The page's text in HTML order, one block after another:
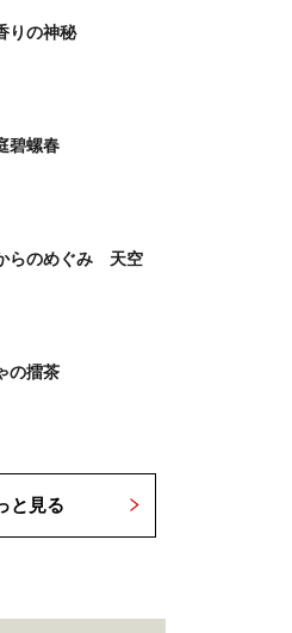
りの神秘
碧螺春
らのめぐみ 天空
の擂茶
と見る